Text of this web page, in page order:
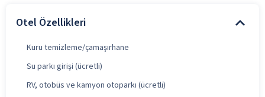
Otel Özellikleri
Kuru temizleme/çamaşırhane
Su parkı girişi (ücretli)
RV, otobüs ve kamyon otoparkı (ücretli)